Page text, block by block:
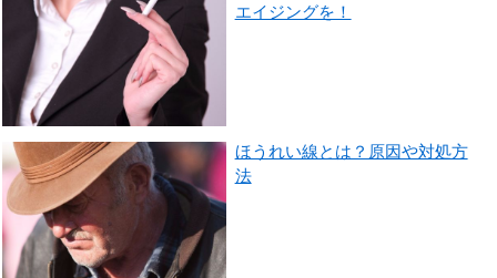
エイジングを！
ほうれい線とは？原因や対処方
法